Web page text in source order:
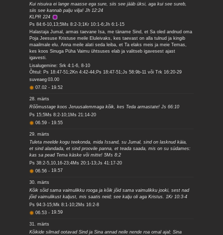
Kui nisuiva ei lange maasse ega sure, siis see jääb üksi, aga kui see sureb,
siis see kannab palju vilja! Jh 12:24
KLPR 224
Ps 84:6-10,13;5Ms 8:2-3;1Kr 10:1-6;Jh 6:1-15
Halastaja Jumal, armas taevane Isa, me täname Sind, et Sa oled andnud oma
Poja Jeesuse Kristuse meile Eluleivaks, kes taevast on alla tulnud ja kingib
maailmale elu. Anna meile alati seda leiba, et Ta elaks meis ja meie Temas,
kes koos Sinuga Püha Vaimu ühtsuses elab ja valitseb igavesest ajast
igavesti.
Lisalugemine: Srk 4:1-6, 8-10
Õhtul: Ps 18:47-51;2Kn 4:42-44;Ps 18:47-51;Js 58:9b-11 või Trk 16:20-29
suveaeg 03.00
07.02- 19.52
28. märts
Rõõmustage koos Jeruusalemmaga kõik, kes Teda armastate! Js 66:10
Ps 15;5Ms 8:2-10;1Ms 21:14-20
06.59- 19.55
29. märts
Tuleta meelde kogu teekonda, mida Issand, su Jumal, sind on lasknud käia,
et sind alandada, et sind proovile panna, et teada saada, mis on su südames:
kas sa pead Tema käske või mitte! 5Ms 8:2
Ps 38:2-5,10,16-23;4Ms 20:1-13;Js 41:17-20
06.56-19.57
30. märts
Kõik sõid sama vaimulikku rooga ja kõik jõid sama vaimulikku jooki, sest nad
jõid vaimulikust kaljust, mis saatis neid; see kalju oli aga Kristus. 1Kr 10:3-4
Ps 94:3-15;Mk 8:1-10;2Ms 16:2-8
06.53-19.59
31. märts
Kõikide silmad ootavad Sind ja Sina annad neile nende roa omal ajal; Sina